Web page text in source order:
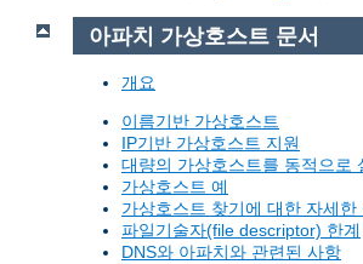
아파치 가상호스트 문서
개요
이름기반 가상호스트
IP기반 가상호스트 지원
대량의 가상호스트를 동적으로
가상호스트 예
가상호스트 찾기에 대한 자세한
파일기술자(file descriptor) 한계
DNS와 아파치와 관련된 사항